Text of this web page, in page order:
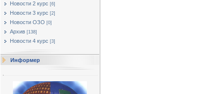
Новости 2 курс [6]
Новости 3 курс [2]
Новости ОЗО [0]
Архив [138]
Новости 4 курс [3]
Информер